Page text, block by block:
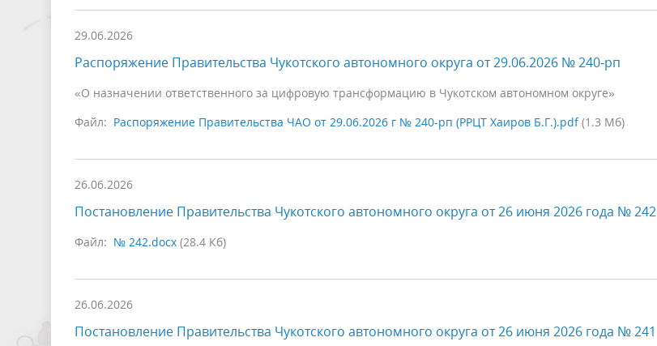
29.06.2026
Распоряжение Правительства Чукотского автономного округа от 29.06.2026 № 240‑рп
«О назначении ответственного за цифровую трансформацию в Чукотском автономном округе»
Файл: Распоряжение Правительства ЧАО от 29.06.2026 г № 240-рп (РРЦТ Хаиров Б.Г.).pdf(1.3 Мб)
26.06.2026
Постановление Правительства Чукотского автономного округа от 26 июня 2026 года № 242
Файл: № 242.docx (28.4 Кб)
26.06.2026
Постановление Правительства Чукотского автономного округа от 26 июня 2026 года № 241